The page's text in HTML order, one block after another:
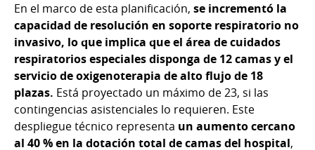
En el marco de esta planificación, se incrementó la
capacidad de resolución en soporte respiratorio no
invasivo, lo que implica que el área de cuidados
respiratorios especiales disponga de 12 camas y el
servicio de oxigenoterapia de alto flujo de 18
plazas. Está proyectado un máximo de 23, si las
contingencias asistenciales lo requieren. Este
despliegue técnico representa un aumento cercano
al 40 % en la dotación total de camas del hospital,